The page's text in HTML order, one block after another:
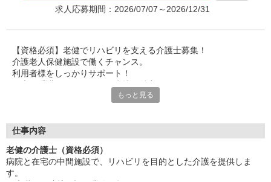
求人応募期間：2026/07/07～2026/12/31
【資格必須】老健でリハビリを支える介護士募集！
介護老人保健施設で働くチャンス。
利用者様をしっかりサポート！
多職種連携のスキルが身につきます。
経験者は即戦力として優遇！
研修制度も豊富でスキルアップ可能。
ブランクがあっても大丈夫！
安定した施設で長く働けますよ。
もっと見る
仕事内容
老健の介護士（資格必須）
病院と在宅の中間施設で、リハビリを目的とした介護を提供しま
す。